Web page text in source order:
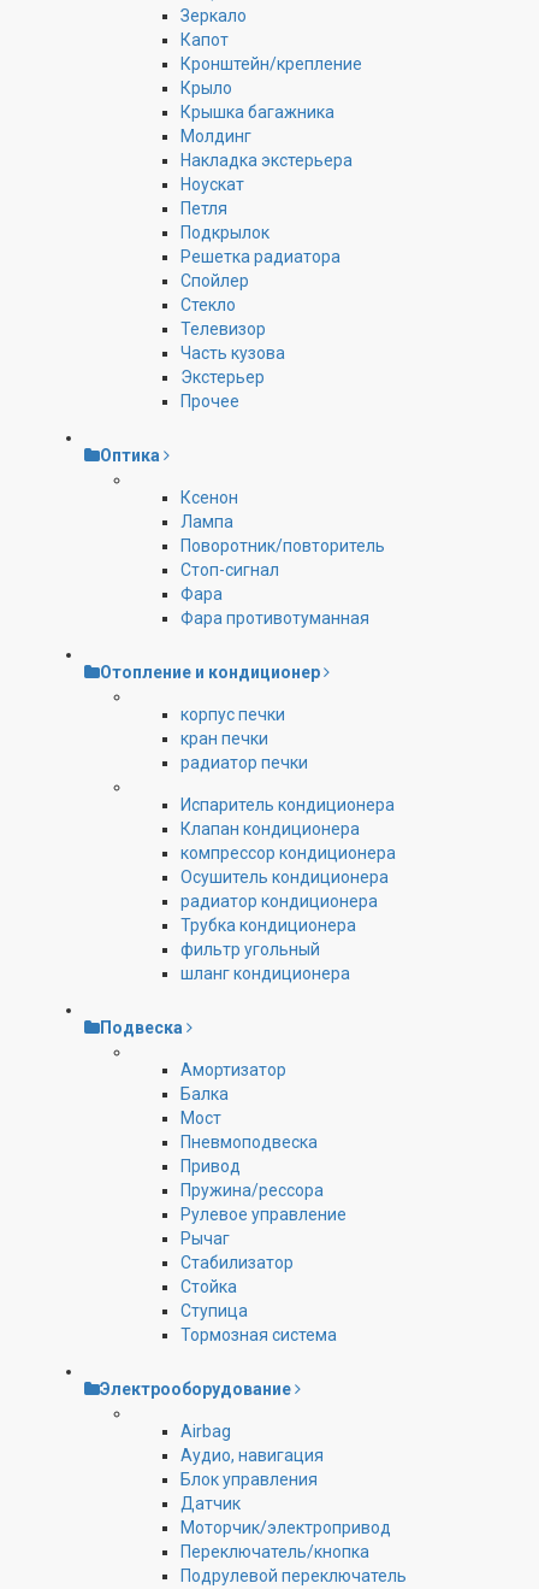
Зеркало
Капот
Кронштейн/крепление
Крыло
Крышка багажника
Молдинг
Накладка экстерьера
Ноускат
Петля
Подкрылок
Решетка радиатора
Спойлер
Стекло
Телевизор
Часть кузова
Экстерьер
Прочее
Оптика
Ксенон
Лампа
Поворотник/повторитель
Стоп-сигнал
Фара
Фара противотуманная
Отопление и кондиционер
корпус печки
кран печки
радиатор печки
Испаритель кондиционера
Клапан кондиционера
компрессор кондиционера
Осушитель кондиционера
радиатор кондиционера
Трубка кондиционера
фильтр угольный
шланг кондиционера
Подвеска
Амортизатор
Балка
Мост
Пневмоподвеска
Привод
Пружина/рессора
Рулевое управление
Рычаг
Стабилизатор
Стойка
Ступица
Тормозная система
Электрооборудование
Airbag
Аудио, навигация
Блок управления
Датчик
Моторчик/электропривод
Переключатель/кнопка
Подрулевой переключатель